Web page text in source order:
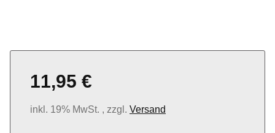
11,95 €
inkl. 19% MwSt. , zzgl. Versand